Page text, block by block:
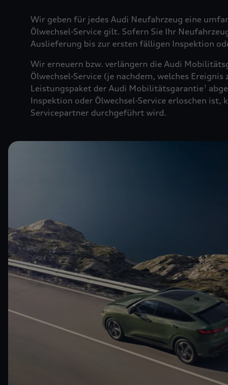
Wir geben für jedes Audi Neufahrzeug eine
Ölwechsel-Service gilt. Sofern Sie Ihr
Auslieferung bis zur ersten fälligen Inspektion
Wir erneuern bzw. verlängern die Audi
Ölwechsel-Service (je nachdem, welches
Leistungspaket der Audi Mobilitätsgarantie1
Inspektion oder Ölwechsel-Service erloschen ist,
Servicepartner durchgeführt wird.